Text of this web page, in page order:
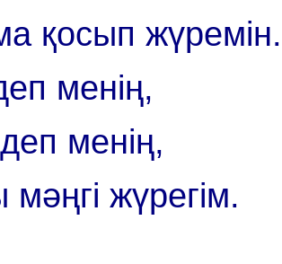
қосып жүремін.
менің,
менің,
жүрегім.